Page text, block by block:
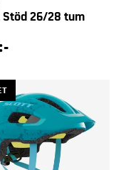
Stöd 26/28 tum